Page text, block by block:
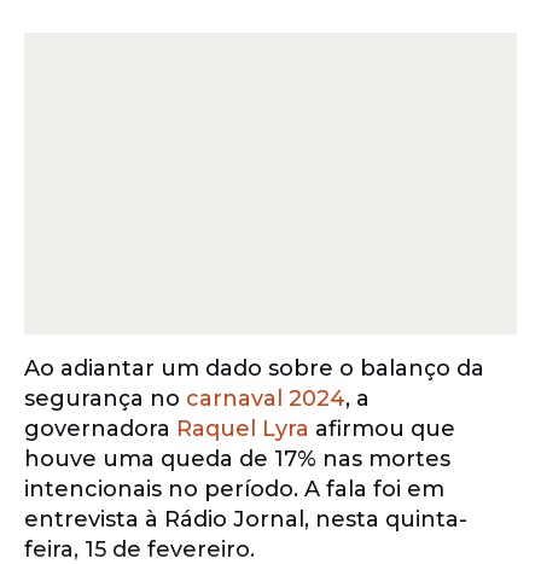
Ao adiantar um dado sobre o balanço da
segurança no carnaval 2024, a
governadora Raquel Lyra afirmou que
houve uma queda de 17% nas mortes
intencionais no período. A fala foi em
entrevista à Rádio Jornal, nesta quinta-
feira, 15 de fevereiro.